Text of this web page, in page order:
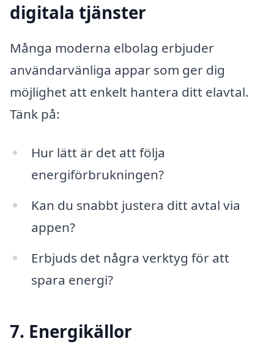
digitala tjänster
Många moderna elbolag erbjuder
användarvänliga appar som ger dig
möjlighet att enkelt hantera ditt elavtal.
Tänk på:
Hur lätt är det att följa
energiförbrukningen?
Kan du snabbt justera ditt avtal via
appen?
Erbjuds det några verktyg för att
spara energi?
7. Energikällor